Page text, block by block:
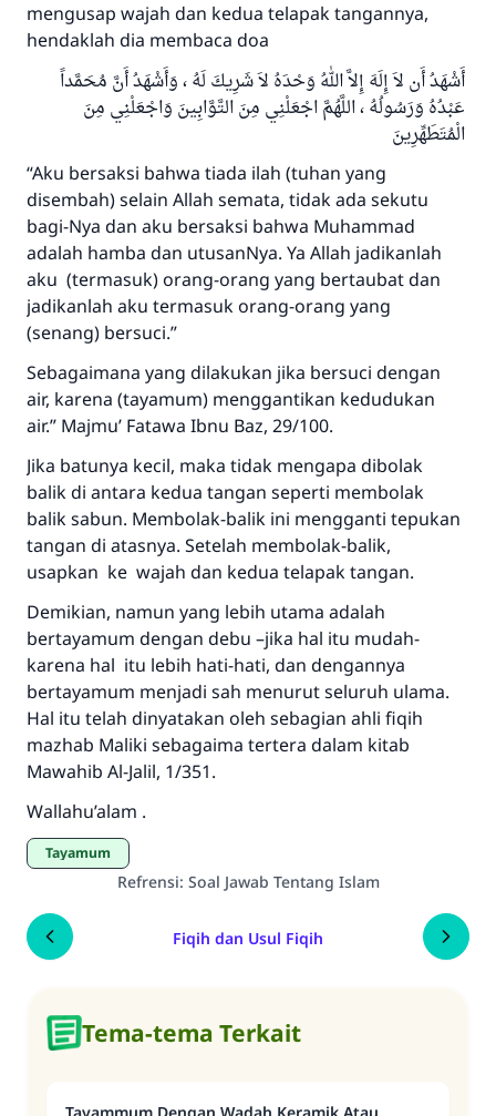
mengusap wajah dan kedua telapak tangannya,
hendaklah dia membaca doa
أَشْهَدُ أَن لاَ إِلَهَ إِلاَّ اللهُ وَحْدَهُ لاَ شَرِيكَ لَهُ ، وَأَشْهَدُ أَنَّ مُحَمَّداً
عَبْدُهُ وَرَسُولُهُ ، اللَّهُمَّ اجْعَلْنِي مِنَ التَّوَّابِينَ وَاجْعَلْنِي مِنَ
الْمُتَطَهِّرِينَ
“Aku bersaksi bahwa tiada ilah (tuhan yang
disembah) selain Allah semata, tidak ada sekutu
bagi-Nya dan aku bersaksi bahwa Muhammad
adalah hamba dan utusanNya. Ya Allah jadikanlah
aku (termasuk) orang-orang yang bertaubat dan
jadikanlah aku termasuk orang-orang yang
(senang) bersuci.”
Sebagaimana yang dilakukan jika bersuci dengan
air, karena (tayamum) menggantikan kedudukan
air.” Majmu’ Fatawa Ibnu Baz, 29/100.
Jika batunya kecil, maka tidak mengapa dibolak
balik di antara kedua tangan seperti membolak
balik sabun. Membolak-balik ini mengganti tepukan
tangan di atasnya. Setelah membolak-balik,
usapkan ke wajah dan kedua telapak tangan.
Demikian, namun yang lebih utama adalah
bertayamum dengan debu –jika hal itu mudah-
karena hal itu lebih hati-hati, dan dengannya
bertayamum menjadi sah menurut seluruh ulama.
Hal itu telah dinyatakan oleh sebagian ahli fiqih
mazhab Maliki sebagaima tertera dalam kitab
Mawahib Al-Jalil, 1/351.
Wallahu’alam .
Tayamum
Refrensi: Soal Jawab Tentang Islam
Fiqih dan Usul Fiqih
Tema-tema Terkait
Jawaban no. 110845
menyelamatkan pernikahan.
Bantu kami dalam memberikan jawaban untuk umat
meka dia akan mendapatkan pahala yang
sama dengan orang yang melakukannya"
Saham